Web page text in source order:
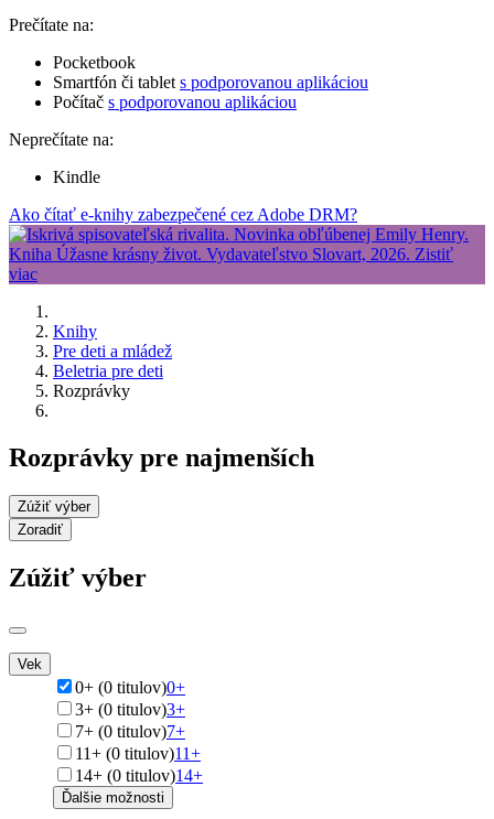
Prečítate na:
Pocketbook
Smartfón či tablet s podporovanou aplikáciou
Počítač s podporovanou aplikáciou
Neprečítate na:
Kindle
Ako čítať e-knihy zabezpečené cez Adobe DRM?
Knihy
Pre deti a mládež
Beletria pre deti
Rozprávky
Rozprávky pre najmenších
Zúžiť výber
Zoradiť
Zúžiť výber
Vek
0+ (0 titulov)0+
3+ (0 titulov)3+
7+ (0 titulov)7+
11+ (0 titulov)11+
14+ (0 titulov)14+
Ďalšie možnosti